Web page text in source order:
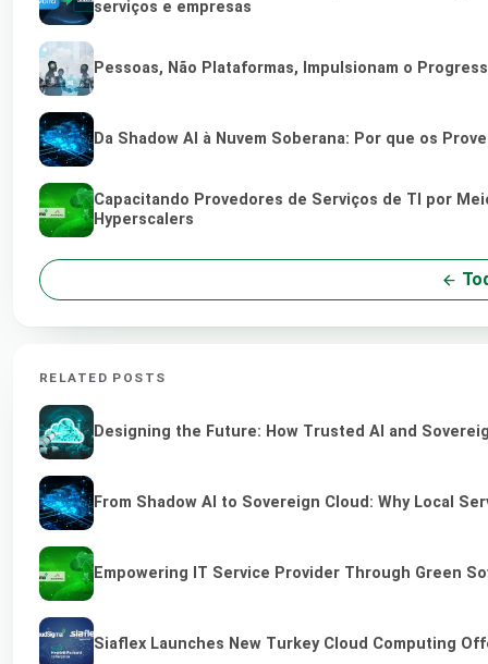
serviços e empresas
Pessoas, Não Plataformas, Impulsionam o
Da Shadow AI à Nuvem Soberana: Por que os
Capacitando Provedores de Serviços de TI por
Hyperscalers
RELATED POSTS
Designing the Future: How Trusted AI and
From Shadow AI to Sovereign Cloud: Why Local
Empowering IT Service Provider Through Green
Siaflex Launches New Turkey Cloud Computing